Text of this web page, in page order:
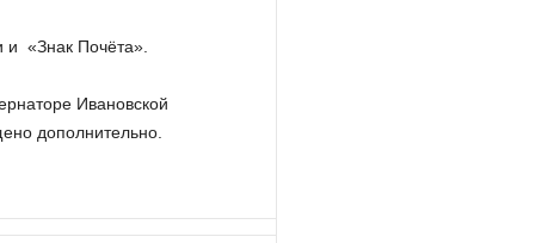
и «Знак Почёта».
Ивановской
дополнительно.